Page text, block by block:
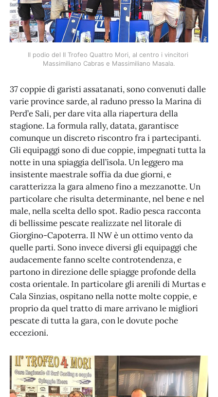
Il podio del II Trofeo Quattro Mori, al centro i vincitori
Massimiliano Cabras e Massimiliano Masala.
37 coppie di garisti assatanati, sono convenuti dalle
varie province sarde, al raduno presso la Marina di
Perd’e Sali, per dare vita alla riapertura della
stagione. La formula rally, datata, garantisce
comunque un discreto riscontro fra i partecipanti.
Gli equipaggi sono di due coppie, impegnati tutta la
notte in una spiaggia dell’isola. Un leggero ma
insistente maestrale soffia da due giorni, e
caratterizza la gara almeno fino a mezzanotte. Un
particolare che risulta determinante, nel bene e nel
male, nella scelta dello spot. Radio pesca racconta
di bellissime pescate realizzate nel litorale di
Giorgino-Capoterra. Il NW è un ottimo vento da
quelle parti. Sono invece diversi gli equipaggi che
audacemente fanno scelte controtendenza, e
partono in direzione delle spiagge profonde della
costa orientale. In particolare gli arenili di Murtas e
Cala Sinzias, ospitano nella notte molte coppie, e
proprio da quel tratto di mare arrivano le migliori
pescate di tutta la gara, con le dovute poche
eccezioni.